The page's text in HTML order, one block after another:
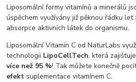
Liposomální formy vitamínů a minerálů
úspěchem využívány již pěknou řádku let
absorpce aktivních látek do organismu.
Liposomální Vitamín C od NaturLabs
technologii LipoCellTech, která
více než 95 %! Tak můžete konečně
efekt suplementace vitamínem C.